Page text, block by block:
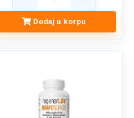
Dodaj u korpu